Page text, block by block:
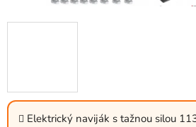
Elektrický naviják s tažnou silou